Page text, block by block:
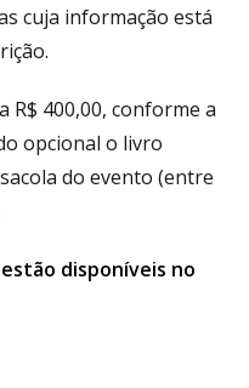
cuja informação está
R$ 400,00, conforme a
opcional o livro
do evento (entre
estão disponíveis no